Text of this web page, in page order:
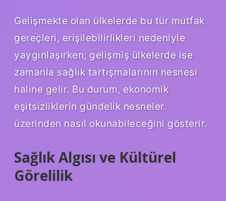
Gelişmekte olan ülkelerde bu tür mutfak
gereçleri, erişilebilirlikleri nedeniyle
yaygınlaşırken; gelişmiş ülkelerde ise
zamanla sağlık tartışmalarının nesnesi
haline gelir. Bu durum, ekonomik
eşitsizliklerin gündelik nesneler
üzerinden nasıl okunabileceğini gösterir.
Sağlık Algısı ve Kültürel
Görelilik